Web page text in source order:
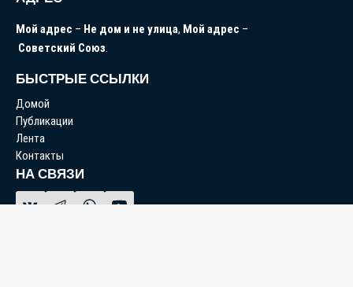
Мой адрес – Не дом и не улица, Мой адрес –
Советский Союз
БЫСТРЫЕ ССЫЛКИ
Домой
Публикации
Лента
Контакты
НА СВЯЗИ